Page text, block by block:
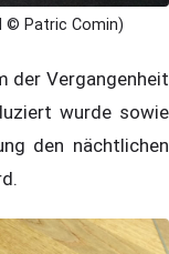
© Patric Comin)
der Vergangenheit
wurde sowie
den nächtlichen